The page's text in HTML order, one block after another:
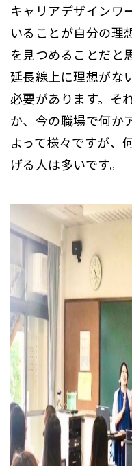
キャリアデザインワ
いることが自分の理
を見つめることだと
延長線上に理想がな
必要があります。そ
か、今の職場で何か
よって様々ですが、
げる人は多いです。